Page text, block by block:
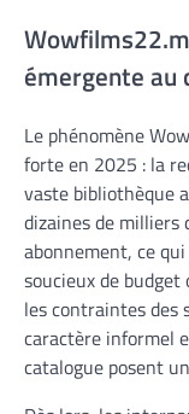
émergente
Le phénomène
forte en 2025 : la
vaste bibliothèque
dizaines de milliers
abonnement, ce
soucieux de
les contraintes des
caractère informel
catalogue posent